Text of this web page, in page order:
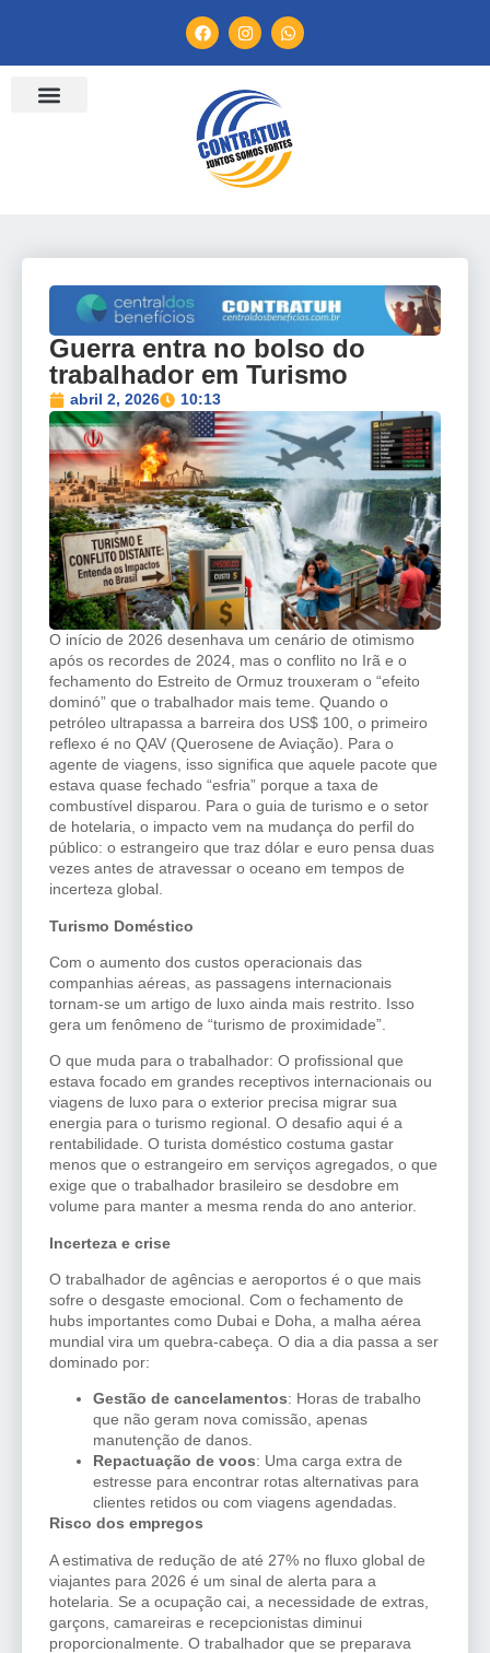
Guerra entra no bolso do
trabalhador em Turismo
abril 2, 2026 10:13
O início de 2026 desenhava um cenário de otimismo
após os recordes de 2024, mas o conflito no Irã e o
fechamento do Estreito de Ormuz trouxeram o “efeito
dominó” que o trabalhador mais teme. Quando o
petróleo ultrapassa a barreira dos US$ 100, o primeiro
reflexo é no QAV (Querosene de Aviação). Para o
agente de viagens, isso significa que aquele pacote que
estava quase fechado “esfria” porque a taxa de
combustível disparou. Para o guia de turismo e o setor
de hotelaria, o impacto vem na mudança do perfil do
público: o estrangeiro que traz dólar e euro pensa duas
vezes antes de atravessar o oceano em tempos de
incerteza global.
Turismo Doméstico
Com o aumento dos custos operacionais das
companhias aéreas, as passagens internacionais
tornam-se um artigo de luxo ainda mais restrito. Isso
gera um fenômeno de “turismo de proximidade”.
O que muda para o trabalhador: O profissional que
estava focado em grandes receptivos internacionais ou
viagens de luxo para o exterior precisa migrar sua
energia para o turismo regional. O desafio aqui é a
rentabilidade. O turista doméstico costuma gastar
menos que o estrangeiro em serviços agregados, o que
exige que o trabalhador brasileiro se desdobre em
volume para manter a mesma renda do ano anterior.
Incerteza e crise
O trabalhador de agências e aeroportos é o que mais
sofre o desgaste emocional. Com o fechamento de
hubs importantes como Dubai e Doha, a malha aérea
mundial vira um quebra-cabeça. O dia a dia passa a ser
dominado por:
Gestão de cancelamentos: Horas de trabalho
que não geram nova comissão, apenas
manutenção de danos.
Repactuação de voos: Uma carga extra de
estresse para encontrar rotas alternativas para
clientes retidos ou com viagens agendadas.
Risco dos empregos
A estimativa de redução de até 27% no fluxo global de
viajantes para 2026 é um sinal de alerta para a
hotelaria. Se a ocupação cai, a necessidade de extras,
garçons, camareiras e recepcionistas diminui
proporcionalmente. O trabalhador que se preparava